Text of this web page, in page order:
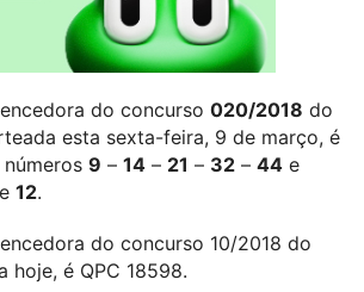
do concurso 020/2018 do
esta sexta-feira, 9 de março, é
9 – 14 – 21 – 32 – 44 e
e 12.
do concurso 10/2018 do
hoje, é QPC 18598.